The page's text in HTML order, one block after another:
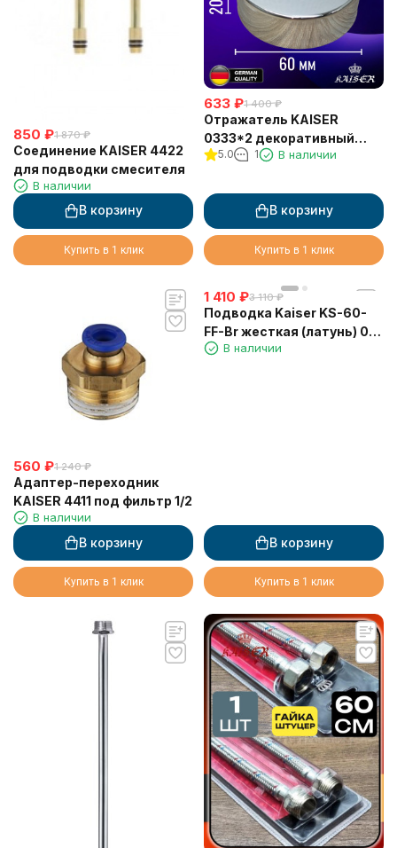
850 ₽1 870 ₽
Соединение KAISER 4422
для подводки смесителя
В наличии
В корзину
Купить в 1 клик
633 ₽1 400 ₽
Отражатель KAISER
0333*2 декоративный
d3/4"(26.0мм) х d60мм х
5.0 1 В наличии
В корзину
Купить в 1 клик
560 ₽1 240 ₽
Адаптер-переходник
KAISER 4411 под фильтр 1/2
В наличии
В корзину
Купить в 1 клик
1 410 ₽3 110 ₽
Подводка Kaiser KS-60-
FF-Br жесткая (латунь) 0,6
г/г бронза
В наличии
В корзину
Купить в 1 клик